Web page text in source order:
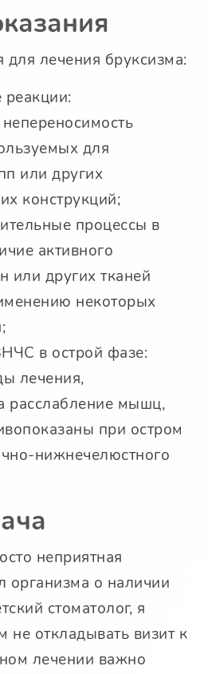
для лечения бруксизма:
реакции:
для
или других
конструкций;
процессы в
активного
или других тканей
некоторых
в острой фазе:
лечения,
расслабление мышц,
при остром
нижнечелюстного
неприятная
организма о наличии
стоматолог, я
не откладывать визит к
лечении важно